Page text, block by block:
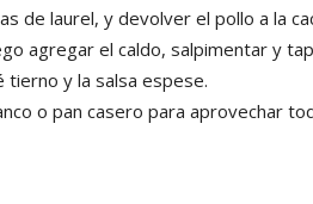
de laurel, y devolver el pollo a la
agregar el caldo, salpimentar y
tierno y la salsa espese.
o pan casero para aprovechar